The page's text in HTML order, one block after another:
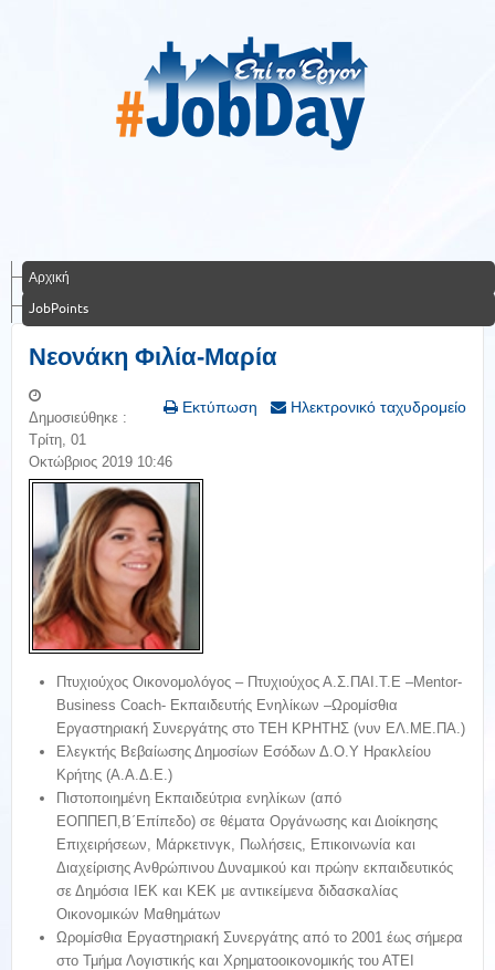
Αρχική
JobPoints
Νεονάκη Φιλία-Μαρία
Εκτύπωση Ηλεκτρονικό ταχυδρομείο
Δημοσιεύθηκε :
Τρίτη, 01
Οκτώβριος 2019 10:46
Πτυχιούχος Οικονομολόγος – Πτυχιούχος Α.Σ.ΠΑΙ.Τ.Ε –Mentor-
Business Coach- Εκπαιδευτής Ενηλίκων –Ωρομίσθια
Εργαστηριακή Συνεργάτης στο ΤΕΗ ΚΡΗΤΗΣ (νυν ΕΛ.ΜΕ.ΠΑ.)
Ελεγκτής Βεβαίωσης Δημοσίων Εσόδων Δ.Ο.Υ Ηρακλείου
Κρήτης (Α.Α.Δ.Ε.)
Πιστοποιημένη Εκπαιδεύτρια ενηλίκων (από
ΕΟΠΠΕΠ,Β΄Επίπεδο) σε θέματα Οργάνωσης και Διοίκησης
Επιχειρήσεων, Μάρκετινγκ, Πωλήσεις, Επικοινωνία και
Διαχείρισης Ανθρώπινου Δυναμικού και πρώην εκπαιδευτικός
σε Δημόσια ΙΕΚ και ΚΕΚ με αντικείμενα διδασκαλίας
Οικονομικών Μαθημάτων
Ωρομίσθια Εργαστηριακή Συνεργάτης από το 2001 έως σήμερα
στο Τμήμα Λογιστικής και Χρηματοοικονομικής του ΑΤΕΙ